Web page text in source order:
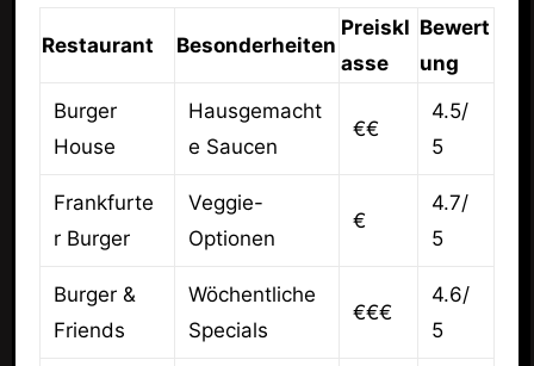
Restaurant Besonderheiten
Preiskl
asse
Bewert
ung
Burger
House
Hausgemacht
e Saucen
€€
4.5/
5
Frankfurte
r Burger
Veggie-
Optionen
€
4.7/
5
Burger &
Friends
Wöchentliche
Specials
€€€
4.6/
5